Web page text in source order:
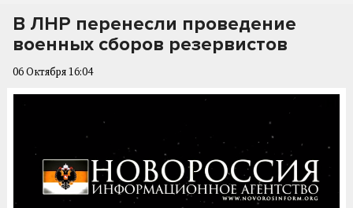
В ЛНР перенесли проведение
военных сборов резервистов
06 Октября 16:04